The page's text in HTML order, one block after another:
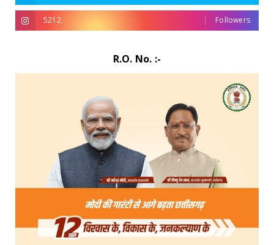
5212 Followers
R.O. No. :-